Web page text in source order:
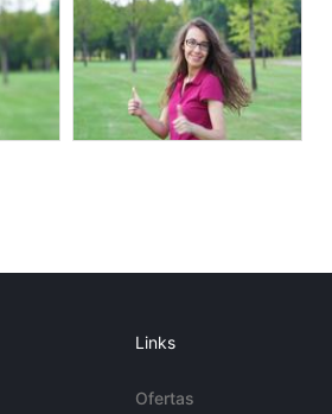
Links
Ofertas